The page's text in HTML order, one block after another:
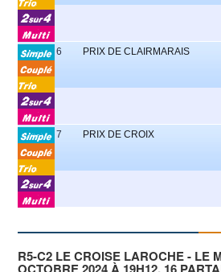
6 PRIX DE CLAIRMARAIS
7 PRIX DE CROIX
R5-C2 LE CROISE LAROCHE - LE